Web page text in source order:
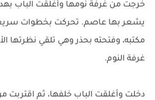
خرجت من غرفة نومها وأغلقت الباب
يشعر بها عاصم. تحركت بخطوات
مكتبه، وفتحته بحذر وهي تلقي نظرتها
غرفة النوم.
دخلت وأغلقت الباب خلفها، ثم اقتربت